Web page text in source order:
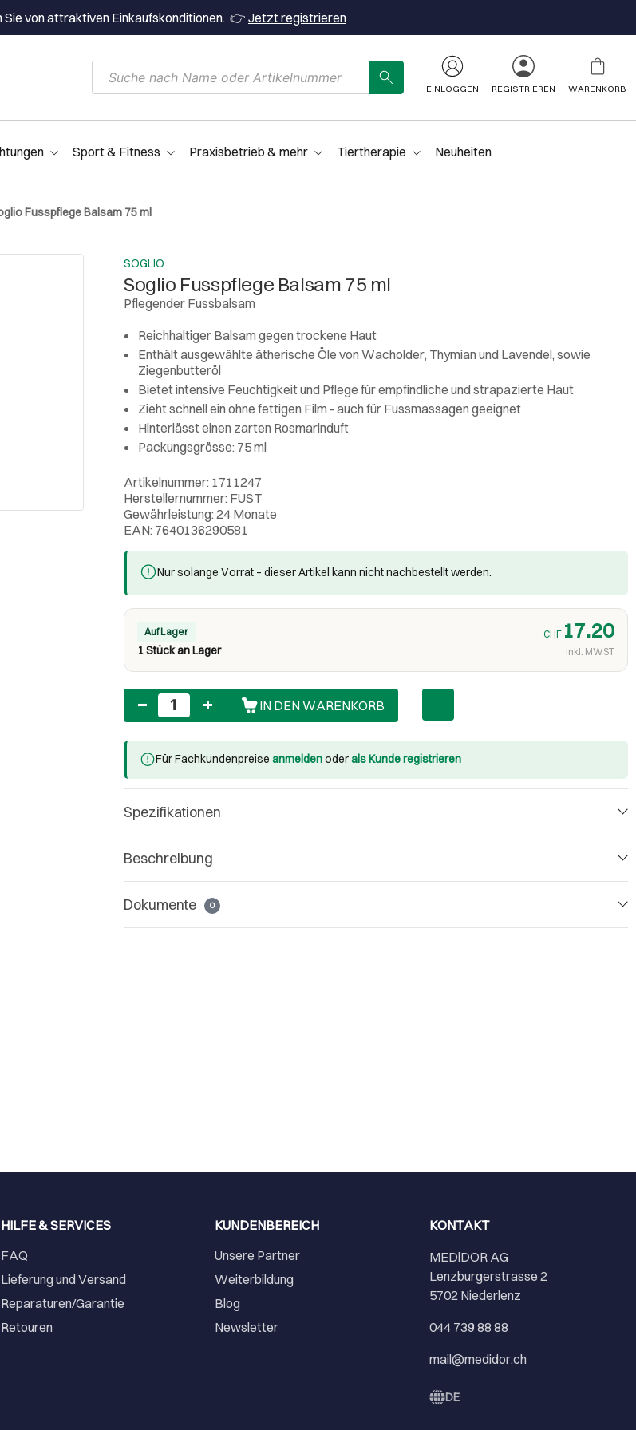
von attraktiven Einkaufskonditionen. 👉 Jetzt registrieren
EINLOGGEN REGISTRIEREN WARENKORB
Sport & Fitness Praxisbetrieb & mehr Tiertherapie Neuheiten
Fusspflege Balsam 75 ml
SOGLIO
Soglio Fusspflege Balsam 75 ml
Pflegender Fussbalsam
Reichhaltiger Balsam gegen trockene Haut
Enthält ausgewählte ätherische Öle von Wacholder, Thymian und Lavendel, sowie
Ziegenbutteröl
Bietet intensive Feuchtigkeit und Pflege für empfindliche und strapazierte Haut
Zieht schnell ein ohne fettigen Film - auch für Fussmassagen geeignet
Hinterlässt einen zarten Rosmarinduft
Packungsgrösse: 75 ml
Artikelnummer: 1711247
Herstellernummer: FUST
Gewährleistung: 24 Monate
EAN: 7640136290581
Nur solange Vorrat – dieser Artikel kann nicht nachbestellt werden.
Auf Lager
1 Stück an Lager
CHF 17.20
inkl. MWST
Anzahl
IN DEN WARENKORB
Für Fachkundenpreise anmeldenoderals Kunde registrieren
Spezifikationen
Beschreibung
Dokumente 0
HILFE & SERVICES
FAQ
Lieferung und Versand
Reparaturen/Garantie
Retouren
KUNDENBEREICH
Unsere Partner
Weiterbildung
Blog
Newsletter
KONTAKT
MEDiDOR AG
Lenzburgerstrasse 2
5702 Niederlenz
044 739 88 88
mail@medidor.ch
DE